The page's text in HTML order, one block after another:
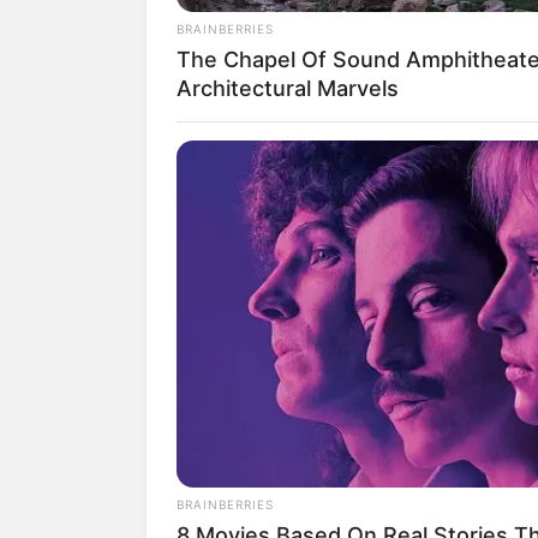
BRAINBERRIES
The Chapel Of Sound
Architectural Marvels
BRAINBERRIES